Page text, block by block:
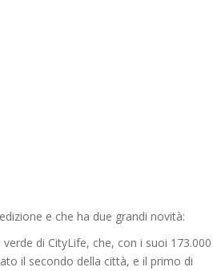
e che ha due grandi novità:
di CityLife, che, con i suoi 173.000
il secondo della città, e il primo di